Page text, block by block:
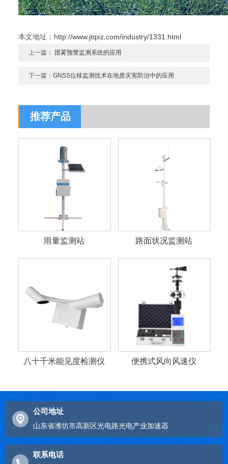
本文地址： http://www.jtqxz.com/industry/1331.html
上一篇： 团雾预警监测系统的应用
下一篇：GNSS位移监测技术在地质灾害防治中的应用
推荐产品
雨量监测站 路面状况监测站
八十千米能见度检测仪 便携式风向风速仪
公司地址
山东省潍坊市高新区光电路光电产业加速器
联系电话